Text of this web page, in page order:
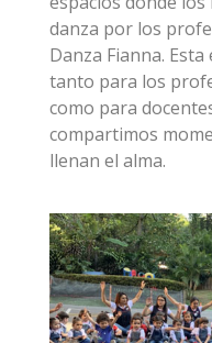
danza por los
Danza Fianna.
tanto para los
como para
compartimos
llenan el alma.